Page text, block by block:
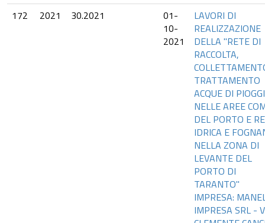
172
2021 30.2021
01-
10-
2021
LAVORI DI
REALIZZAZIONE
DELLA "RETE DI
RACCOLTA,
TRATTAMENTO
ACQUE DI
NELLE AREE
DEL PORTO E
IDRICA E
NELLA ZONA DI
LEVANTE DEL
PORTO DI
TARANTO"
IMPRESA:
IMPRESA SRL -